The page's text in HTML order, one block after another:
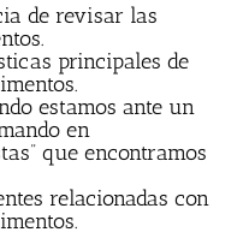
de revisar las
principales de
estamos ante un
en
que encontramos
relacionadas con